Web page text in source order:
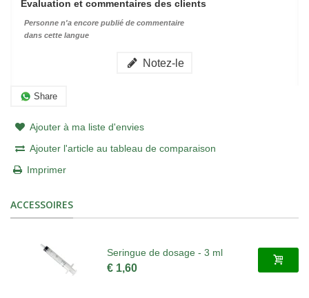
Évaluation et commentaires des clients
Personne n'a encore publié de commentaire
dans cette langue
Notez-le
Share
Ajouter à ma liste d'envies
Ajouter l'article au tableau de comparaison
Imprimer
ACCESSOIRES
Seringue de dosage - 3 ml
€ 1,60